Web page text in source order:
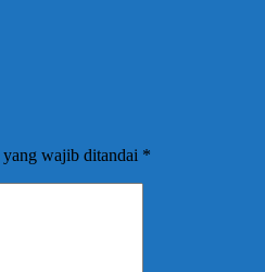
yang wajib ditandai *